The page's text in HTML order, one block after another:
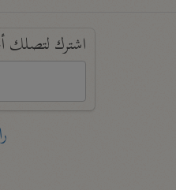
اشترك لتصلك